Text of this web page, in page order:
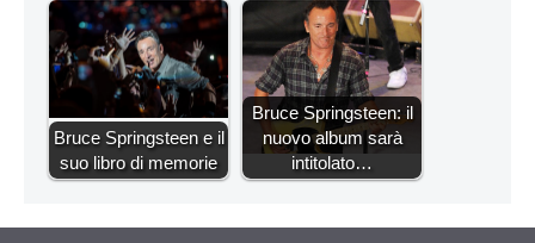
Bruce Springsteen e il
suo libro di memorie
Bruce Springsteen: il
nuovo album sarà
intitolato…